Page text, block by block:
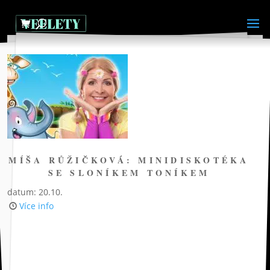
MÍŠA RŮŽIČKOVÁ: MINIDISKOTÉKA
SE SLONÍKEM TONÍKEM
datum: 20.10.
Více info